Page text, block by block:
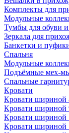
Комплекты для
Модульные
Тумбы для обуви
Зеркала для
Банкетки и
Спальня
Модульные
Подъёмные мех-мы
Спальные
Кровати
Кровати шириной
Кровати шириной
Кровати шириной
Кровати шириной